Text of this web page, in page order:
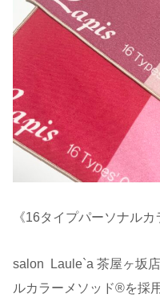
《16タイプパーソナル
salon Laule`a 茶屋ヶ坂
ルカラーメソッド®︎を採